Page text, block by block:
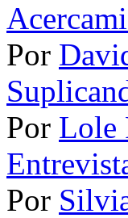
Por
Por Lole
Por